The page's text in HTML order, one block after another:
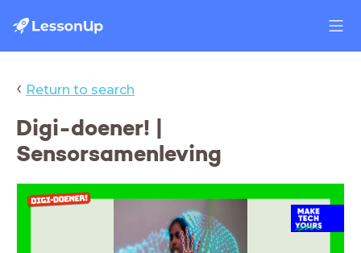
‹ Return to search
Digi-doener! |
Sensorsamenleving